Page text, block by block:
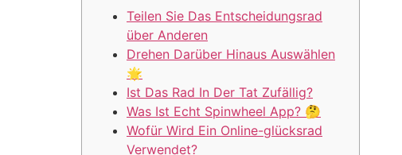
Teilen Sie Das Entscheidungsrad
über Anderen
Drehen Darüber Hinaus Auswählen
🌟
Ist Das Rad In Der Tat Zufällig?
Was Ist Echt Spinwheel App? 🤔
Wofür Wird Ein Online-glücksrad
Verwendet?